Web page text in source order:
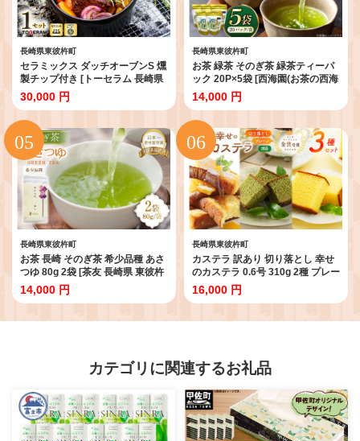
長崎県東彼杵町
セラミックス ダッチオーブンS 燻
製チップ付き [トーセラム 長崎県
東彼杵町 hs42bag480023] 耐熱
陶器 ポトフ 燻製 キャンプ アウト
ドア バーベキュー キッチン用品
日本製
30,000 円
長崎県東彼杵町
お茶 緑茶 そのぎ茶 緑茶ティーパ
ック 20P×5袋 [西海園(お茶の西海
園) 長崎県 東彼杵町
hs42bag710003] 日本茶 茶葉 国
産 長崎県産 東彼杵
14,000 円
長崎県東彼杵町
お茶 長崎 そのぎ茶 希少品種 あさ
つゆ 80g 2袋 [茶友 長崎県 東彼杵
町 hs42bag430000] ちゃ 茶 おち
ゃ お茶
14,000 円
長崎県東彼杵町
カステラ 訳あり 切り落とし 幸せ
のカステラ 0.6号 310g 2種 プレー
ン 抹茶 各1本 カステラ 切り落と
し 1パック 250g 計870g [長崎カ
彼杵町 hs42bag180036] 和菓子
16,000 円
カテゴリに関連するお礼品